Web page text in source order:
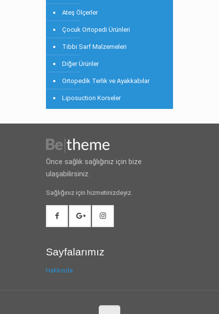
Ateş Ölçerler
Çocuk Ortopedi Ürünleri
Tıbbi Sarf Malzemeleri
Diğer Ürünler
Ortopedik Terlik ve Ayakkabılar
Liposuction Korseler
Önce sağlık sağlığınız için bize
ulaşabilirsiniz.
Sağlığınız için hizmetinizdeyiz.
Sayfalarımız
Hakkında